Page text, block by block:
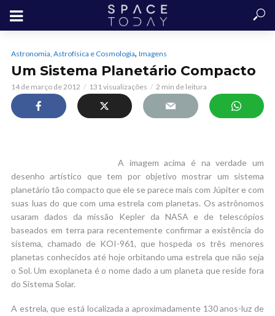
Astronomia, Astrofísica e Cosmologia, Imagens
Um Sistema Planetário Compacto
14 de março de 2012 131 visualizações 2 min de leitura
A imagem acima é na verdade um
desenho artístico que tem por objetivo mostrar um sistema
planetário tão compacto que ele se parece mais com Júpiter e com
suas luas do que com uma estrela com planetas. Os astrônomos
usaram dados da missão Kepler da NASA e de telescópios
baseados em terra para recentemente confirmar a existência do
sistema, chamado de KOI-961, que hospeda os três menores
planetas conhecidos até hoje orbitando uma estrela que não seja
o Sol. Um exoplaneta é o nome dado a um planeta que reside fora
do Sistema Solar.
A estrela, que está localizada a aproximadamente 130 anos-luz de